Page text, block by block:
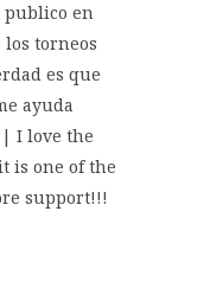
publico en
los torneos
es que
ayuda
I love the
is one of the
support!!!